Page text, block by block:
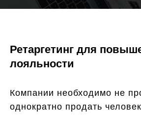
Ретаргетинг для
лояльности
Компании необходимо не
однократно продать